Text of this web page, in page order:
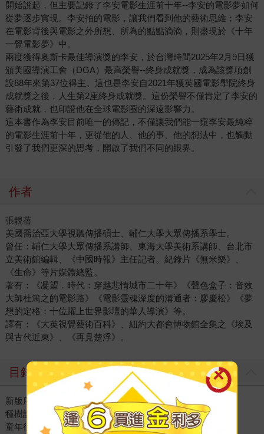
開始說起，但主要記錄了李安電影生涯前十年--李安的電影夢如何
從夢逐步實現。李安拍的電影，讓我們看到他的藝術思維；李安
在電影背後與電影之外所想、所為的點點滴滴，則盡現於《十年
一覺電影夢》中。
兩度獲得奧斯卡最佳導演獎的李安，於台灣時間2025年2月9日獲
頒美國導演工會（DGA）最高榮譽--終身成就獎，成為該獎項創
設88年來第37位得主。這也是李安自2021年獲英國電影學院終身
成就獎之後，人生第2座終身成就獎。這份榮譽不僅肯定了李安的
藝術成就，也印證他在全球電影圈的深遠影響力。
這本書作為李安目前唯一的傳記，不僅讓我們能一窺李安最純粹
的電影生涯前十年，更從他的人、他的事、他的想法中，也觸動
引發了我們更深的思考，開啟了我們不同的眼界。
作者
張靚蓓
美國喬治亞大學視聽傳播碩士、輔仁大學大眾傳播系學士。
曾任：輔仁大學大眾傳播系講師、東海大學美術系講師、台北市
立美術館編輯、《中國時報》主任記者。紀錄片《無米樂》、
《生命》等片媒體總監。
著有：《凝望．時代：穿越悲情城市二十年》《聲色盒子：音效
大師杜篤之的電影路》《電影靈魂深度的溝通者：廖慶松》《夢
想的定格：十位躍上世界影壇的華人導演》等。
譯有：《大英視覺藝術百科》、紐約大都會博物館全集之《埃及
與古代近東》、《再見楚浮》。
目錄
新版序 李安
種樹記 張靚蓓
童年往事